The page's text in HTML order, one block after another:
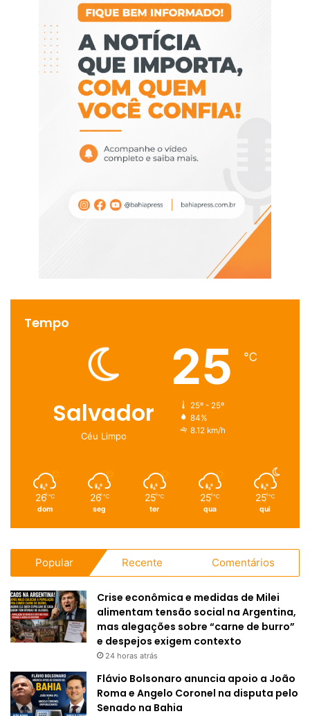
Tempo
Salvador
Céu Limpo
25 ℃
25º - 25º
84%
8.12 km/h
26 ℃
dom
26 ℃
seg
25 ℃
ter
25 ℃
qua
25 ℃
qui
Popular Recente Comentários
Crise econômica e medidas de Milei
alimentam tensão social na Argentina,
mas alegações sobre “carne de burro”
e despejos exigem contexto
24 horas atrás
Flávio Bolsonaro anuncia apoio a João
Roma e Angelo Coronel na disputa pelo
Senado na Bahia